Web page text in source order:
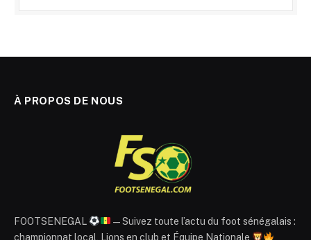
À PROPOS DE NOUS
FOOTSENEGAL
— Suivez toute l’actu du foot sénégalais :
championnat local, Lions en club et Équipe Nationale